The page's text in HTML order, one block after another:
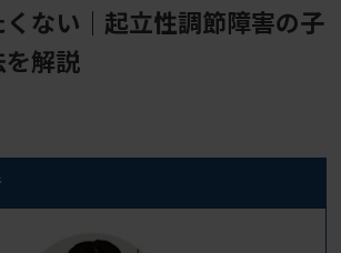
ない｜起立性調節障害の子
解説